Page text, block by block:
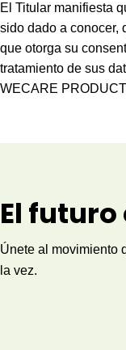
El Titular manifiesta
sido dado a conocer,
que otorga su
tratamiento de sus
WECARE
El
Únete al movimiento
la vez.